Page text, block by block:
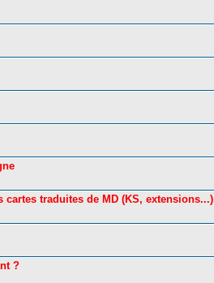
traduites de MD (KS, extensions...)
?